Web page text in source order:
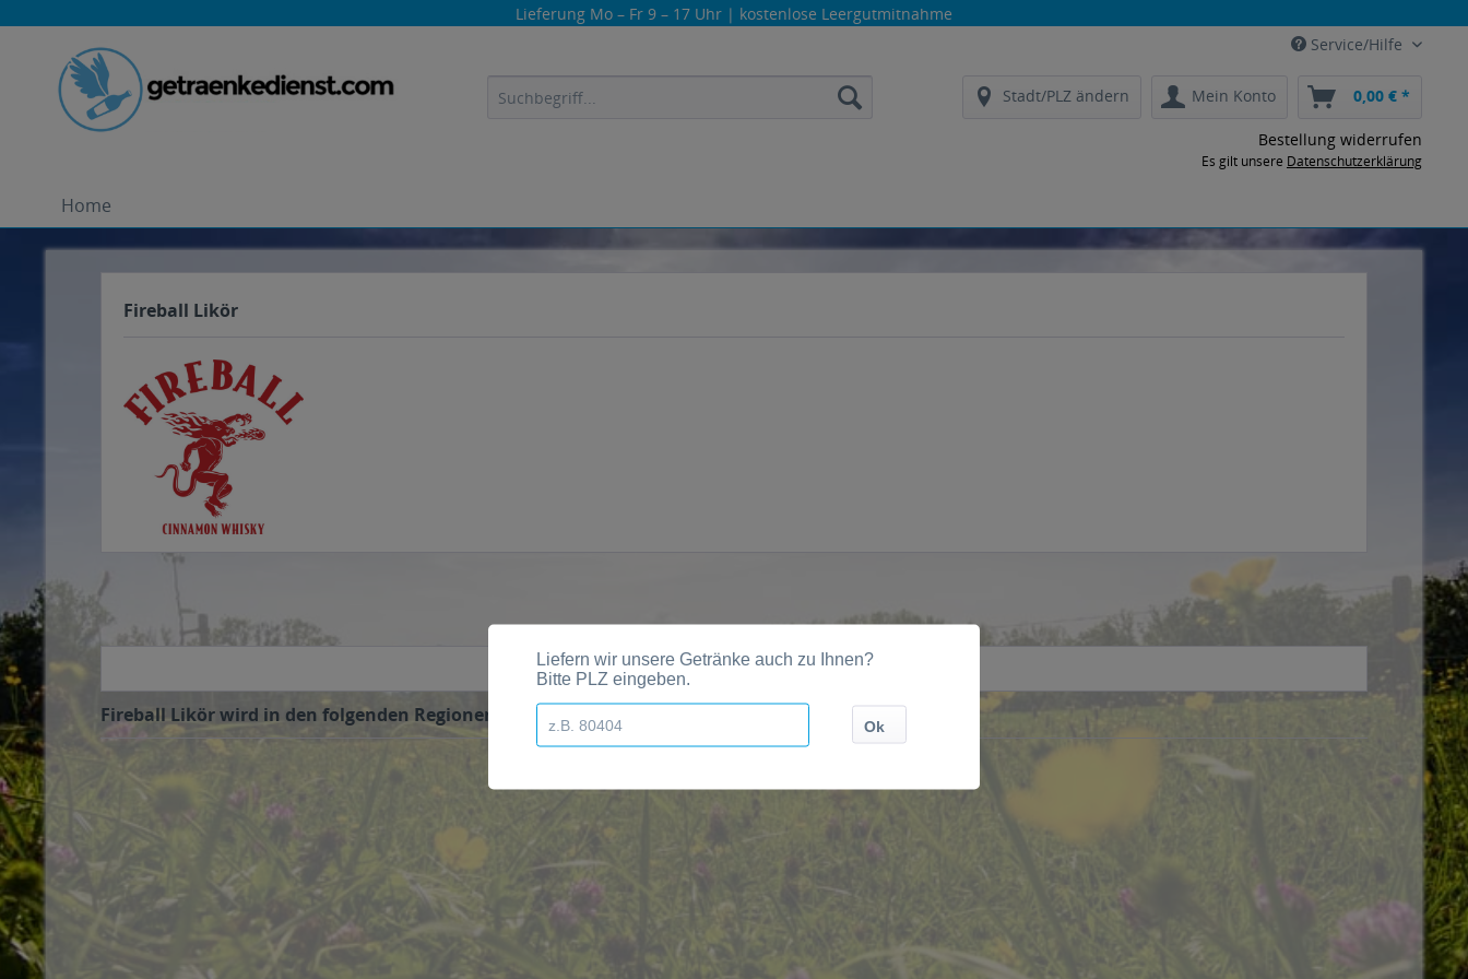
Lieferung Mo – Fr 9 – 17 Uhr | kostenlose Leergutmitnahme
Service/Hilfe
Stadt/PLZ ändern Mein Konto 0,00 € *
Bestellung widerrufen
Es gilt unsere Datenschutzerklärung
Home
Fireball Likör
Fireball Likör wird in den folgenden Regionen, Städten, Orten und Postleitzahl-Gebieten geliefert